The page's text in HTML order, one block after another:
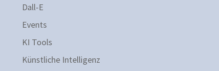
Dall-E
Events
KI Tools
Künstliche Intelligenz